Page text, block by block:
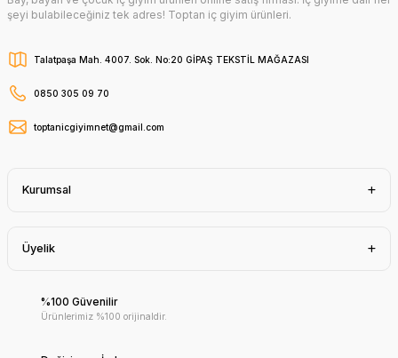
şeyi bulabileceğiniz tek adres! Toptan iç giyim ürünleri.
Talatpaşa Mah. 4007. Sok. No:20 GİPAŞ TEKSTİL MAĞAZASI
0850 305 09 70
toptanicgiyimnet@gmail.com
Kurumsal
Üyelik
%100 Güvenilir
Ürünlerimiz %100 orijinaldir.